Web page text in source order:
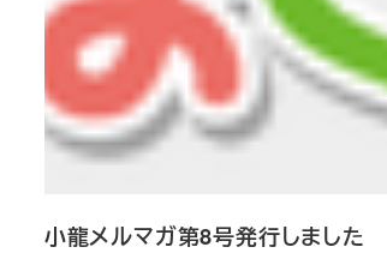
小龍メルマガ第8号発行しました